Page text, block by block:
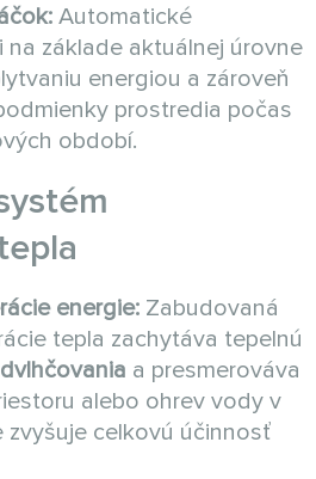
Automatické
základe aktuálnej úrovne
energiou a zároveň
prostredia počas
období.
energie: Zabudovaná
tepla zachytáva tepelnú
a presmerováva
alebo ohrev vody v
zvyšuje celkovú účinnosť